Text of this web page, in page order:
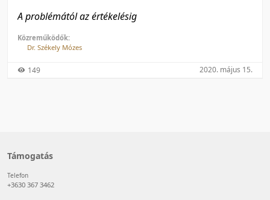
A problémától az értékelésig
Közreműködők:
Dr. Székely Mózes
149 2020. május 15.
Támogatás
Telefon
+3630 367 3462